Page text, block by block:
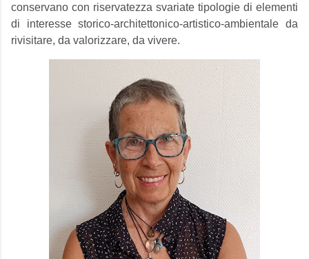
conservano con riservatezza svariate tipologie di elementi
di interesse storico-architettonico-artistico-ambientale da
rivisitare, da valorizzare, da vivere.